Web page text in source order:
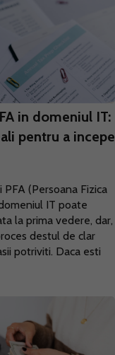
in domeniul IT:
pentru a incepe
(Persoana Fizica
IT poate
la prima vedere, dar,
destul de clar
potriviti. Daca esti